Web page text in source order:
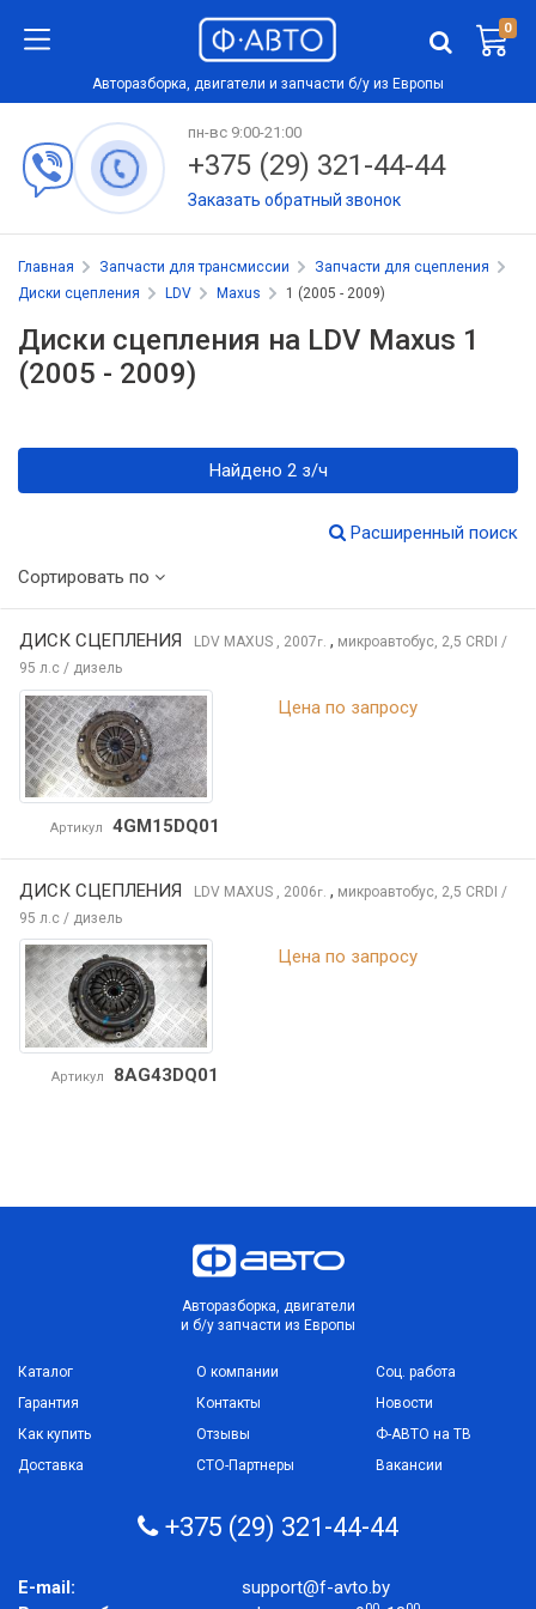
0
Авторазборка, двигатели и запчасти б/у из Европы
пн-вс 9:00-21:00
+375 (29) 321-44-44
Заказать обратный звонок
Главная Запчасти для трансмиссии
Запчасти для сцепления
Диски сцепления
LDV Maxus 1 (2005 - 2009)
Диски сцепления на LDV Maxus 1
(2005 - 2009)
Найдено 2 з/ч
Расширенный поиск
Сортировать по
ДИСК СЦЕПЛЕНИЯ LDV MAXUS , 2007г. , микроавтобус, 2,5 CRDI /
95 л.с / дизель
Артикул 4GM15DQ01
Цена по запросу
ДИСК СЦЕПЛЕНИЯ LDV MAXUS , 2006г. , микроавтобус, 2,5 CRDI /
95 л.с / дизель
Артикул 8AG43DQ01
Цена по запросу
Авторазборка, двигатели
и б/у запчасти из Европы
Каталог
Гарантия
Как купить
Доставка
О компании
Контакты
Отзывы
СТО-Партнеры
Соц. работа
Новости
Ф-АВТО на ТВ
Вакансии
+375 (29) 321-44-44
E-mail:
support@f-avto.by